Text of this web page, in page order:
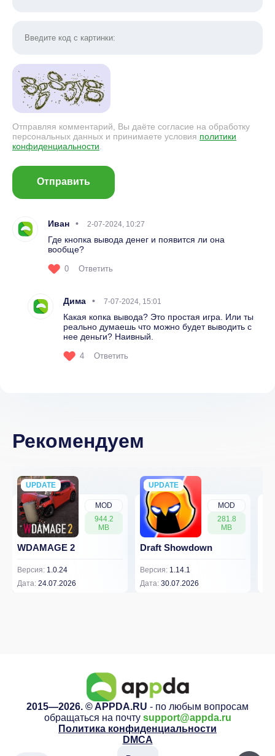
Отправляя комментарий, Вы даёте согласие на обработку
персональных данных и принимаете условия политики
конфиденциальности.
Отправить
Иван 2-07-2024, 10:27
Где кнопка вывода денег и появится ли она
вообще?
0 Ответить
Дима 7-07-2024, 15:01
Какая копка вывода? Это простая игра. Или ты
реально думаешь что можно будет выводить с
нее деньги? Наивный.
4 Ответить
Рекомендуем
MOD
944.2
MB
UPDATE
NEW
WDAMAGE 2
Версия: 1.0.24
Дата: 24.07.2026
MOD
281.8
MB
UPDATE
NEW
Draft Showdown
Версия: 1.14.1
Дата: 30.07.2026
2015—2026. © APPDA.RU - по любым вопросам
обращаться на почту support@appda.ru
Политика конфиденциальности
DMCA